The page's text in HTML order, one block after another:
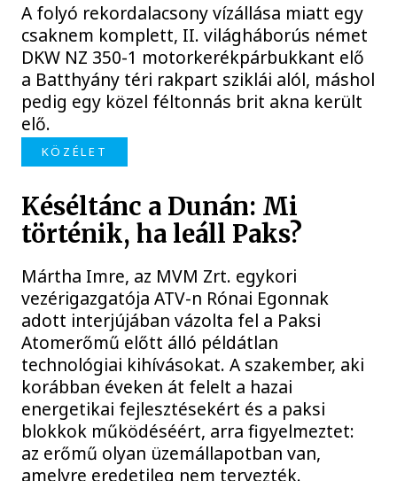
A folyó rekordalacsony vízállása miatt egy
csaknem komplett, II. világháborús német
DKW NZ 350-1 motorkerékpárbukkant elő
a Batthyány téri rakpart sziklái alól, máshol
pedig egy közel féltonnás brit akna került
elő.
KÖZÉLET
Késéltánc a Dunán: Mi
történik, ha leáll Paks?
Mártha Imre, az MVM Zrt. egykori
vezérigazgatója ATV-n Rónai Egonnak
adott interjújában vázolta fel a Paksi
Atomerőmű előtt álló példátlan
technológiai kihívásokat. A szakember, aki
korábban éveken át felelt a hazai
energetikai fejlesztésekért és a paksi
blokkok működéséért, arra figyelmeztet:
az erőmű olyan üzemállapotban van,
amelyre eredetileg nem tervezték.